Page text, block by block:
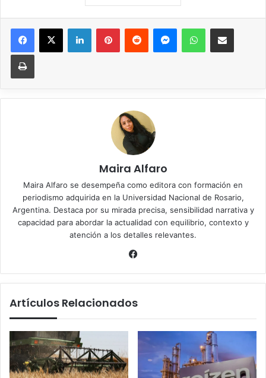
Facebook
X LinkedInPinterestReddit MessengerWhatsAppCompartir vía correo
Imprimir
Maira Alfaro
Maira Alfaro se desempeña como editora con formación en
periodismo adquirida en la Universidad Nacional de Rosario,
Argentina. Destaca por su mirada precisa, sensibilidad narrativa y
capacidad para abordar la actualidad con equilibrio, contexto y
atención a los detalles relevantes.
Artículos Relacionados